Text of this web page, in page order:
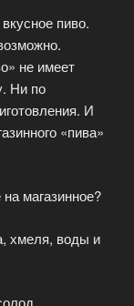
пиво.
не имеет
Ни по
И
«пива»
магазинное?
хмеля, воды и